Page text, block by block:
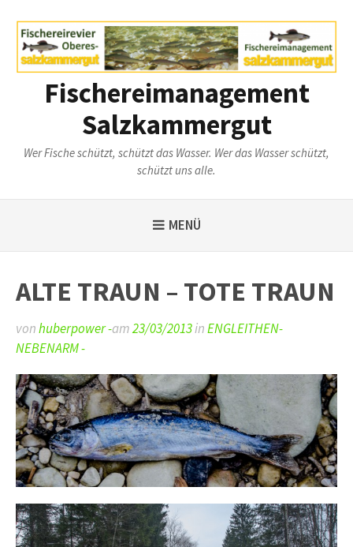
zum
Inhalt
Fischereimanagement
Salzkammergut
Wer Fische schützt, schützt das Wasser. Wer das Wasser schützt,
schützt uns alle.
MENÜ
ALTE TRAUN – TOTE TRAUN
vonhuberpower -am23/03/2013inENGLEITHEN-
NEBENARM -